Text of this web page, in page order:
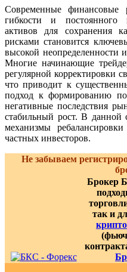
Современные финансовые
гибкости и постоянного
активов для сохранения
рисками становится
высокой неопределенности
Многие начинающие
регулярной корректировки
что приводит к
подход к формированию
негативные последствия
стабильный рост. В данной
механизмы
частных инвесторов.
Не забываем
Брокер
так и